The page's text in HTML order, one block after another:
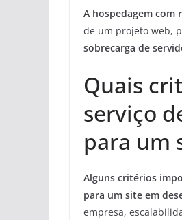
A hospedagem com
de um projeto web,
sobrecarga de
Quais
serviço
para um
Alguns critérios
para um site em
empresa,